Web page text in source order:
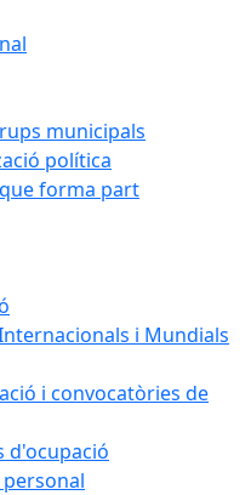
municipals
política
forma part
i Mundials
i convocatòries de
d'ocupació